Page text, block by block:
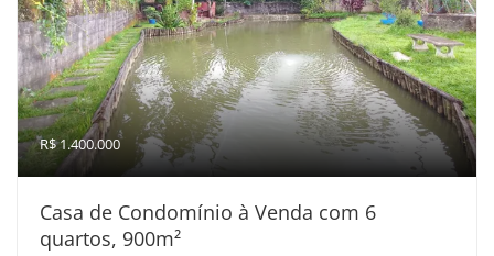
R$ 1.400.000
Casa de Condomínio à Venda com 6
quartos, 900m²